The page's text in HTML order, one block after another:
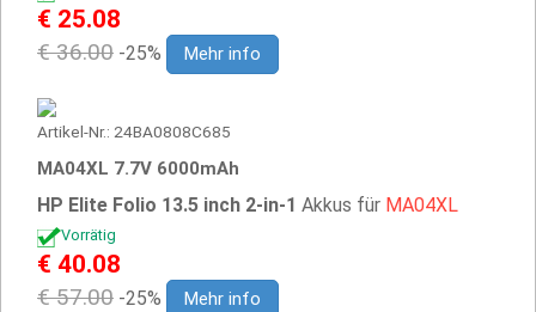
€ 25.08
€ 36.00 -25% Mehr info
Artikel-Nr.: 24BA0808C685
MA04XL 7.7V 6000mAh
HP Elite Folio 13.5 inch 2-in-1 Akkus für MA04XL
Vorrätig
€ 40.08
€ 57.00 -25% Mehr info